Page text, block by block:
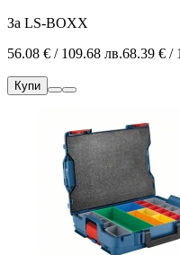
За LS-BOXX
56.08 € / 109.68 лв.68.39 € /
Купи